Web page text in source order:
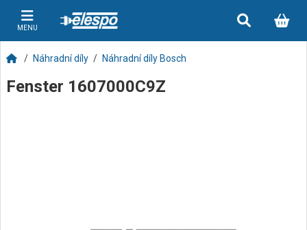
MENU
Náhradní díly Náhradní díly Bosch
Fenster 1607000C9Z